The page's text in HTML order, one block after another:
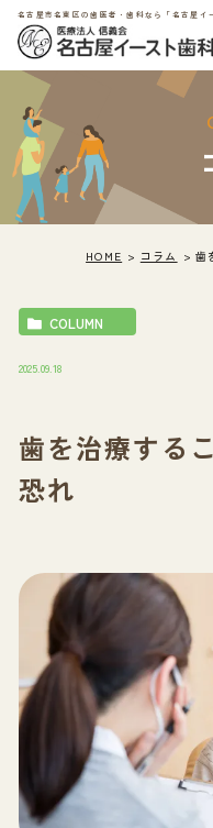
名古屋市名東区の歯医者・歯科なら「名古屋イ
HOME コラム 歯
COLUMN
2025.09.18
歯を治療する
恐れ